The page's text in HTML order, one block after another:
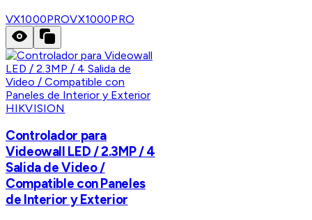
VX1000PROVX1000PRO
HIKVISION
Controlador para
Videowall LED / 2.3MP / 4
Salida de Video /
Compatible con Paneles
de Interior y Exterior